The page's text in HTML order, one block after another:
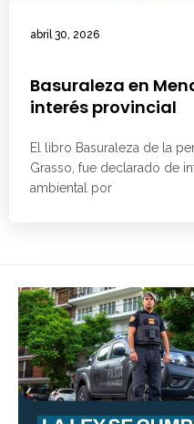
abril 30, 2026
Basuraleza en
interés provincial
El libro Basuraleza de la
Grasso, fue declarado de
ambiental por